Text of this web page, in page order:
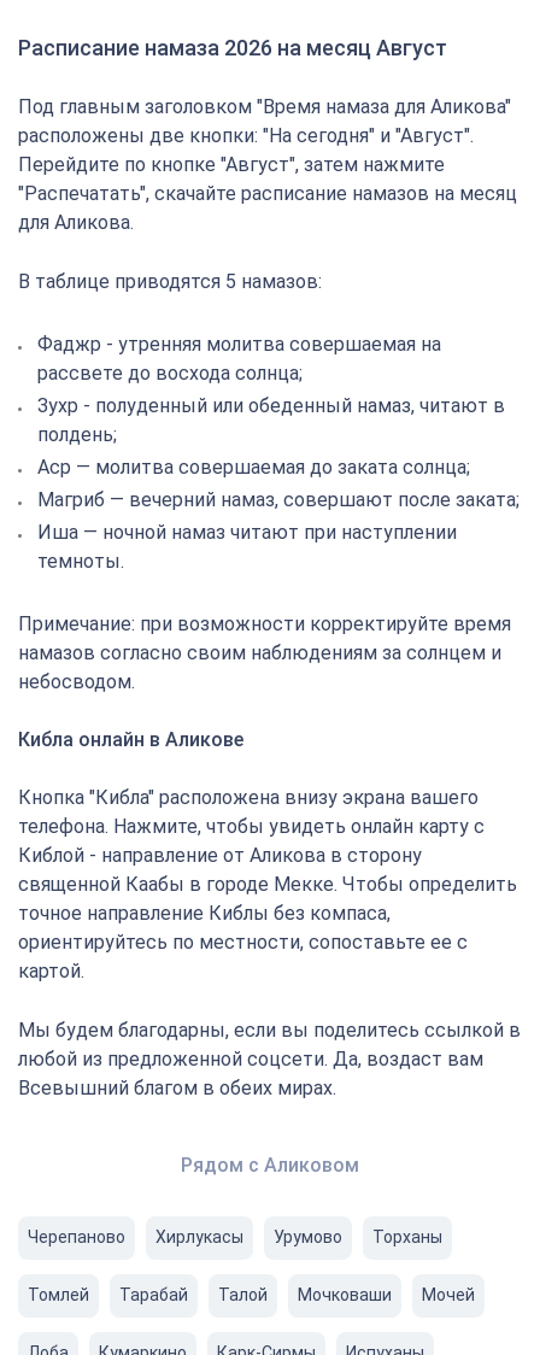
Расписание намаза 2026 на месяц Август
Под главным заголовком "Время намаза для Аликова"
расположены две кнопки: "На сегодня" и "Август".
Перейдите по кнопке "Август", затем нажмите
"Распечатать", скачайте расписание намазов на месяц
для Аликова.
В таблице приводятся 5 намазов:
Фаджр - утренняя молитва совершаемая на
рассвете до восхода солнца;
Зухр - полуденный или обеденный намаз, читают в
полдень;
Аср — молитва совершаемая до заката солнца;
Магриб — вечерний намаз, совершают после заката;
Иша — ночной намаз читают при наступлении
темноты.
Примечание: при возможности корректируйте время
намазов согласно своим наблюдениям за солнцем и
небосводом.
Кибла онлайн в Аликове
Кнопка "Кибла" расположена внизу экрана вашего
телефона. Нажмите, чтобы увидеть онлайн карту с
Киблой - направление от Аликова в сторону
священной Каабы в городе Мекке. Чтобы определить
точное направление Киблы без компаса,
ориентируйтесь по местности, сопоставьте ее с
картой.
Мы будем благодарны, если вы поделитесь ссылкой в
любой из предложенной соцсети. Да, воздаст вам
Всевышний благом в обеих мирах.
Рядом с Аликовом
Черепаново Хирлукасы Урумово Торханы
Томлей Тарабай Талой Мочковаши Мочей